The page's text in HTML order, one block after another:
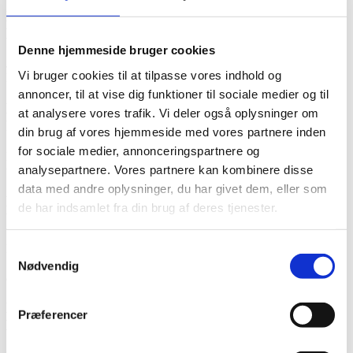
Denne hjemmeside bruger cookies
Vi bruger cookies til at tilpasse vores indhold og
annoncer, til at vise dig funktioner til sociale medier og til
at analysere vores trafik. Vi deler også oplysninger om
din brug af vores hjemmeside med vores partnere inden
for sociale medier, annonceringspartnere og
analysepartnere. Vores partnere kan kombinere disse
data med andre oplysninger, du har givet dem, eller som
de har indsamlet fra din brug af deres tjenester.
Nødvendig
Præferencer
Er det nødvendigt at opdatere min adresse i
korrekt kommunikation og transaktionsoplysninger.
Kan jeg ændre min adresse i MobilePay via
hjemmesiden?
Nej, adresseændringer skal foretages direkte i MobilePay-appen
under ‘Profil’ eller ‘Indstillinger’.
Hvordan opdaterer jeg min adresse i andre
‘Adresse’ eller ‘Kontaktoplysninger’, opdater adressen og gem
Hvad sker der, hvis jeg ikke opdaterer min adresse i